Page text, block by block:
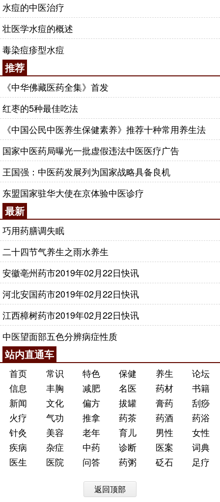
水痘的中医治疗
壮医学水痘的概述
毒染痘疹型水痘
推荐
《中华佛藏医药全集》首发
红枣的5种最佳吃法
《中国公民中医养生保健素养》推荐十种常用养生法
国家中医药局曝光一批虚假违法中医医疗广告
王国强：中医药发展列为国家战略具备良机
东盟国家驻华大使在京体验中医诊疗
最新
巧用药膳调失眠
二十四节气养生之雨水养生
安徽亳州药市2019年02月22日快讯
河北安国药市2019年02月22日快讯
江西樟树药市2019年02月22日快讯
中医望面部五色分辨病症性质
站内直通车
首页 常识 特色 保健 养生
论坛
信息
丰胸 减肥 名医 药材
书籍
新闻
文化 偏方 拔罐 膏药
刮痧
火疗
气功 推拿 药茶 药酒
药浴
针灸
美容 老年 育儿 男性
女性
疾病
杂症 中药 诊断 医案
词典
医生
医院 问答 药粥 砭石 足疗
返回顶部